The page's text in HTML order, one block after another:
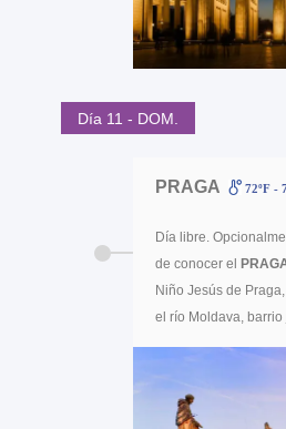
Día 11 - DOM.
PRAGA 72ºF -
Día libre.
de conocer el
Niño Jesús de
el río Moldava, barrio